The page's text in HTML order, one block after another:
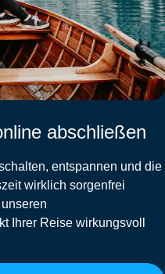
abschließen
entspannen und die
wirklich sorgenfrei
Ihrer Reise wirkungsvoll